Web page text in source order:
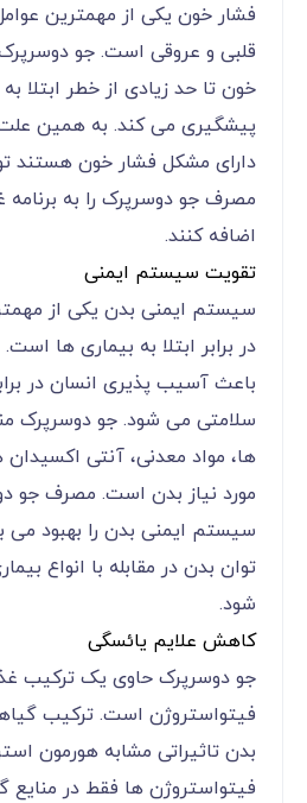
فشار خون یکی از مهمترین
قلبی و عروقی است. جو دوسرپرک
خون تا حد زیادی از خطر ابتلا
پیشگیری می کند. به همین علت
دارای مشکل فشار خون هستند
مصرف جو دوسرپرک را به برنامه
اضافه کنند.
تقویت سیستم ایمنی
سیستم ایمنی بدن یکی از
در برابر ابتلا به بیماری ها
باعث آسیب پذیری انسان در
سلامتی می شود. جو دوسرپرک
ها، مواد معدنی، آنتی
مورد نیاز بدن است. مصرف جو
سیستم ایمنی بدن را بهبود
توان بدن در مقابله با انواع
شود.
کاهش علایم یائسگی
جو دوسرپرک حاوی یک ترکیب
فیتواستروژن است. ترکیب
بدن تاثیراتی مشابه هورمون
فیتواستروژن ها فقط در منایع